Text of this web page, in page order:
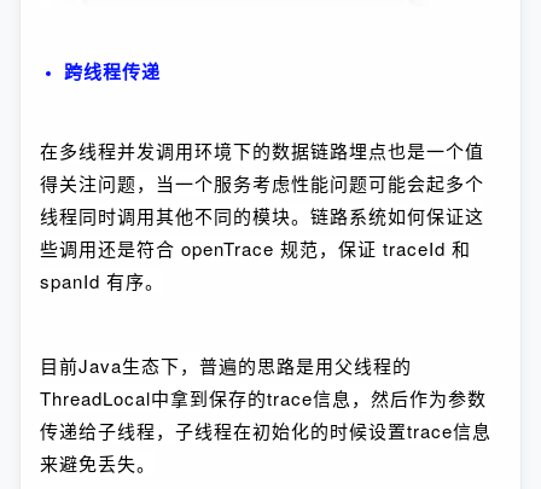
跨线程传递
在多线程并发调用环境下的数据链路埋点也是一个值
得关注问题，当一个服务考虑性能问题可能会起多个
线程同时调用其他不同的模块。链路系统如何保证这
些调用还是符合 openTrace 规范，保证 traceId 和
spanId 有序。
目前Java生态下，普遍的思路是用父线程的
ThreadLocal中拿到保存的trace信息，然后作为参数
传递给子线程，子线程在初始化的时候设置trace信息
来避免丢失。